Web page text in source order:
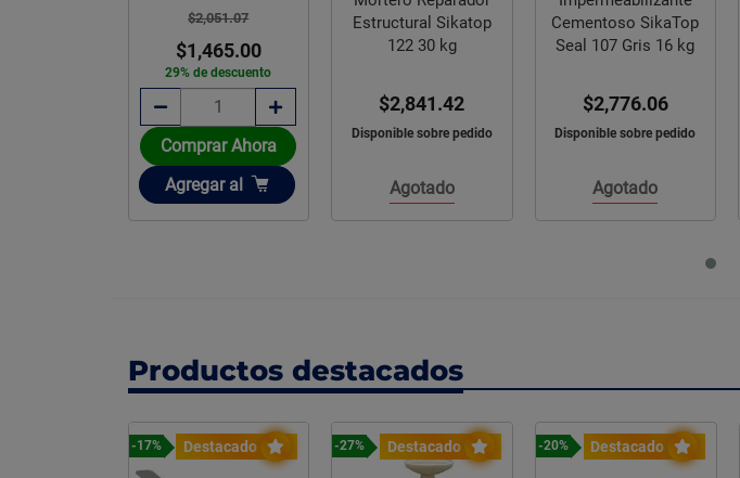
$2,051.07
$1,465.00
29% de descuento
Comprar Ahora
Añadir
Agregar al
Estructural Sikatop
122 30 kg
$2,841.42
Disponible sobre pedido
Agotado
Cementoso SikaTop
Seal 107 Gris 16 kg
$2,776.06
Disponible sobre pedido
Agotado
Productos destacados
Destacado
-17% Destacado
-27% Destacado
-20%